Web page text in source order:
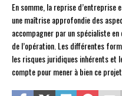
En somme, la reprise d’entreprise
une maîtrise approfondie des
accompagner par un spécialiste
de l’opération. Les différentes
les risques juridiques inhérents et
compte pour mener à bien ce